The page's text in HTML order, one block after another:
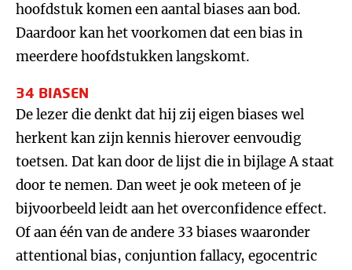
hoofdstuk komen een aantal biases aan bod.
Daardoor kan het voorkomen dat een bias in
meerdere hoofdstukken langskomt.
34 BIASEN
De lezer die denkt dat hij zij eigen biases wel
herkent kan zijn kennis hierover eenvoudig
toetsen. Dat kan door de lijst die in bijlage A staat
door te nemen. Dan weet je ook meteen of je
bijvoorbeeld leidt aan het overconfidence effect.
Of aan één van de andere 33 biases waaronder
attentional bias, conjuntion fallacy, egocentric